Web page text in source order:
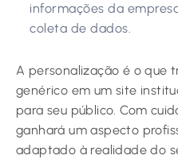
informações da
coleta de dados.
A personalização é o que
genérico em um site
para seu público. Com
ganhará um aspecto
adaptado à realidade do